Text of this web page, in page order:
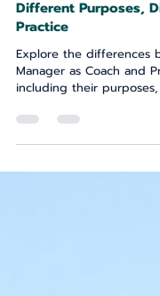
Two Coaching
Different Purposes,
Practice
Explore the differences
Manager as Coach and
practice. เข้าใจความแตกต่า
บทบาทโค้ช กับการโค้ชระดับวิ